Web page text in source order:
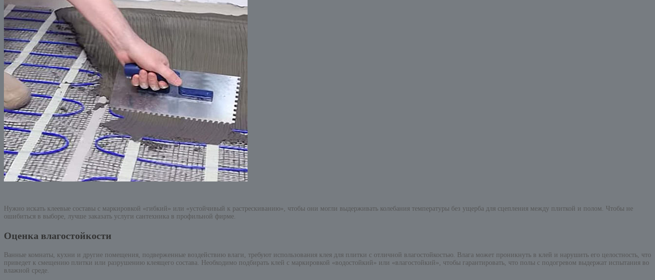
Нужно искать клеевые составы с маркировкой «гибкий» или «устойчивый к растрескиванию», чтобы они могли выдерживать колебания температуры без ущерба для сцепления между плиткой и полом. Чтобы не
ошибиться в выборе, лучше заказать услуги сантехника в профильной фирме.
Оценка влагостойкости
Ванные комнаты, кухни и другие помещения, подверженные воздействию влаги, требуют использования клея для плитки с отличной влагостойкостью. Влага может проникнуть в клей и нарушить его целостность, что
приведет к смещению плитки или разрушению клеящего состава. Необходимо подбирать клей с маркировкой «водостойкий» или «влагостойкий», чтобы гарантировать, что полы с подогревом выдержат испытания во
влажной среде.